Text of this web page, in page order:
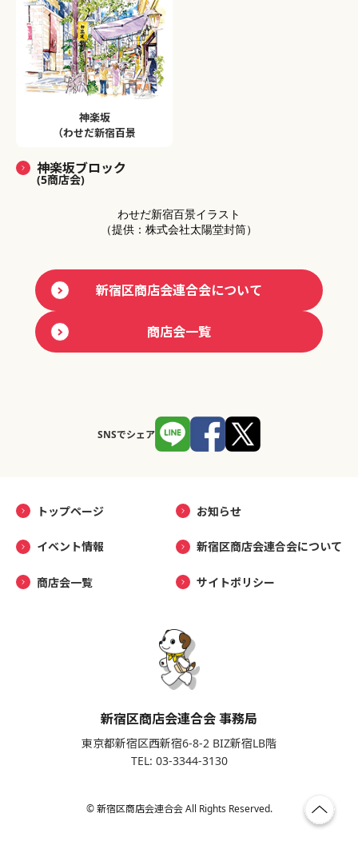
神楽坂
（わせだ新宿百景
神楽坂ブロック
(5商店会)
わせだ新宿百景イラスト
（提供：株式会社太陽堂封筒）
新宿区商店会連合会について
商店会一覧
SNSでシェア
トップページ お知らせ
イベント情報 新宿区商店会連合会について
商店会一覧 サイトポリシー
新宿区商店会連合会 事務局
東京都新宿区西新宿6-8-2 BIZ新宿LB階
TEL: 03-3344-3130
© 新宿区商店会連合会 All Rights Reserved.